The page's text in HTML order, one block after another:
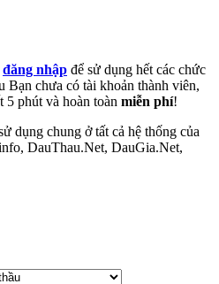
đăng nhập để sử dụng hết các chức
Bạn chưa có tài khoản thành viên,
5 phút và hoàn toàn miễn phí!
dụng chung ở tất cả hệ thống của
DauThau.Net, DauGia.Net,